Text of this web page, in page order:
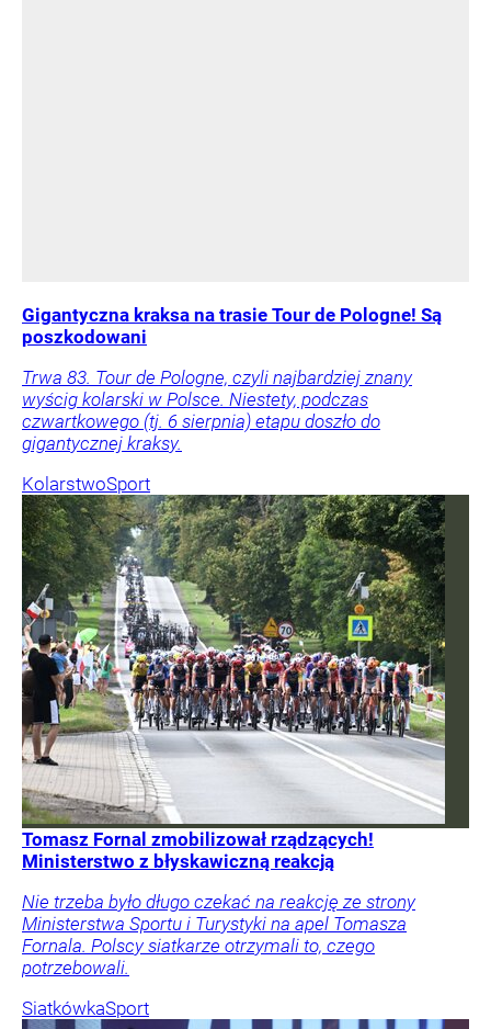
Gigantyczna kraksa na trasie Tour de Pologne! Są
poszkodowani
Trwa 83. Tour de Pologne, czyli najbardziej znany
wyścig kolarski w Polsce. Niestety, podczas
czwartkowego (tj. 6 sierpnia) etapu doszło do
gigantycznej kraksy.
KolarstwoSport
Tomasz Fornal zmobilizował rządzących!
Ministerstwo z błyskawiczną reakcją
Nie trzeba było długo czekać na reakcję ze strony
Ministerstwa Sportu i Turystyki na apel Tomasza
Fornala. Polscy siatkarze otrzymali to, czego
potrzebowali.
SiatkówkaSport